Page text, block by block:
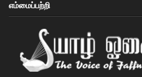
எம்மைப்பற்றி